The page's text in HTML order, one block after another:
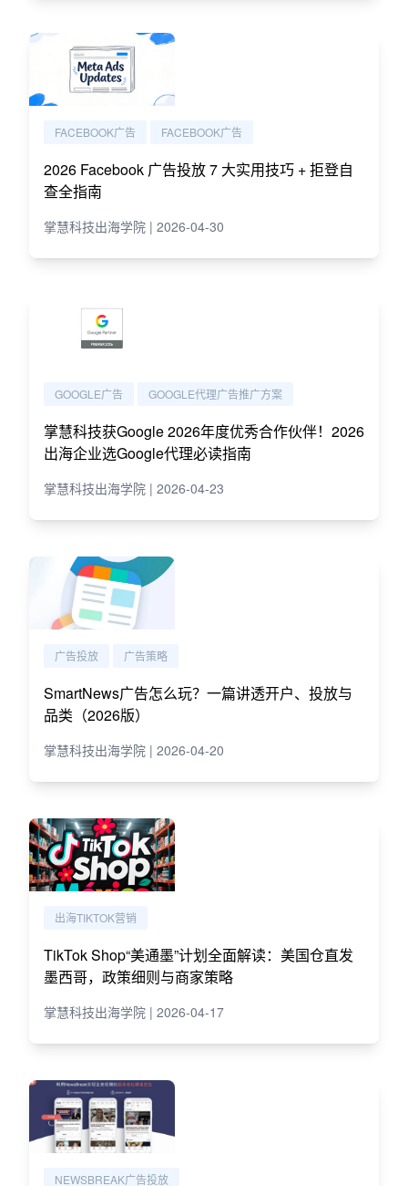
FACEBOOK广告 FACEBOOK广告
2026 Facebook 广告投放 7 大实用技巧 + 拒登自
查全指南
掌慧科技出海学院 | 2026-04-30
GOOGLE广告 GOOGLE代理广告推广方案
掌慧科技获Google 2026年度优秀合作伙伴！2026
出海企业选Google代理必读指南
掌慧科技出海学院 | 2026-04-23
广告投放 广告策略
SmartNews广告怎么玩？一篇讲透开户、投放与
品类（2026版）
掌慧科技出海学院 | 2026-04-20
出海TIKTOK营销
TikTok Shop“美通墨”计划全面解读：美国仓直发
墨西哥，政策细则与商家策略
掌慧科技出海学院 | 2026-04-17
NEWSBREAK广告投放